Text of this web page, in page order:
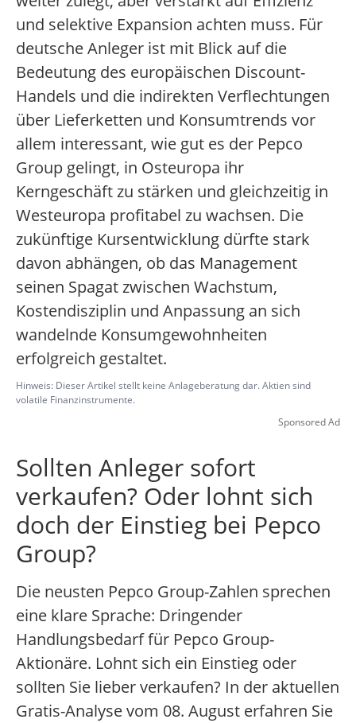
und selektive Expansion achten muss. Für
deutsche Anleger ist mit Blick auf die
Bedeutung des europäischen Discount-
Handels und die indirekten Verflechtungen
über Lieferketten und Konsumtrends vor
allem interessant, wie gut es der Pepco
Group gelingt, in Osteuropa ihr
Kerngeschäft zu stärken und gleichzeitig in
Westeuropa profitabel zu wachsen. Die
zukünftige Kursentwicklung dürfte stark
davon abhängen, ob das Management
seinen Spagat zwischen Wachstum,
Kostendisziplin und Anpassung an sich
wandelnde Konsumgewohnheiten
erfolgreich gestaltet.
Hinweis: Dieser Artikel stellt keine Anlageberatung dar. Aktien sind
volatile Finanzinstrumente.
Sponsored Ad
Sollten Anleger sofort
verkaufen? Oder lohnt sich
doch der Einstieg bei Pepco
Group?
Die neusten Pepco Group-Zahlen sprechen
eine klare Sprache: Dringender
Handlungsbedarf für Pepco Group-
Aktionäre. Lohnt sich ein Einstieg oder
sollten Sie lieber verkaufen? In der aktuellen
Gratis-Analyse vom 08. August erfahren Sie